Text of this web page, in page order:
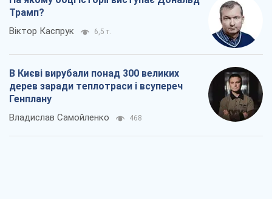
Трамп?
Віктор Каспрук 6,5 т.
В Києві вирубали понад 300 великих
дерев заради теплотраси і всупереч
Генплану
Владислав Самойленко 468